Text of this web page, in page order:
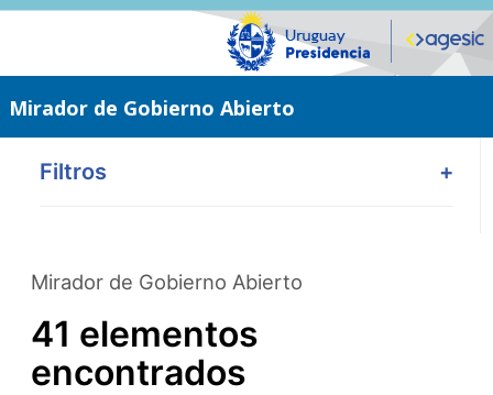
Saltar
Mirador de Gobierno Abierto
Filtros +
Mirador de Gobierno Abierto
41 elementos
encontrados